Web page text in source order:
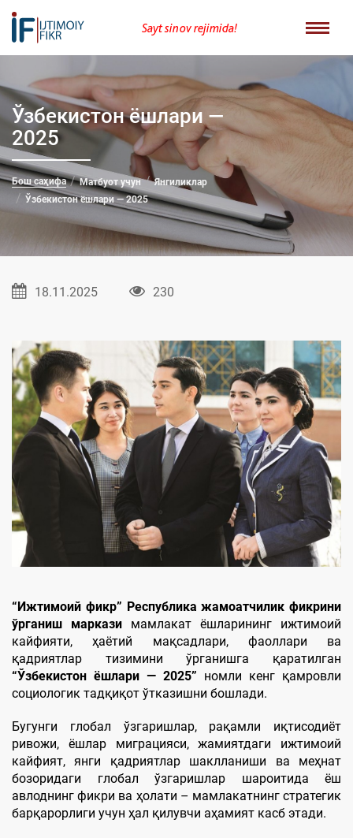
Sayt sinov rejimida!
Ўзбекистон ёшлари —
2025
Бош саҳифа Матбуот учун
Янгиликлар
Ўзбекистон ёшлари — 2025
18.11.2025 230
“Ижтимоий фикр” Республика жамоатчилик фикрини
ўрганиш маркази мамлакат ёшларининг ижтимоий
кайфияти, ҳаётий мақсадлари, фаоллари ва
қадриятлар тизимини ўрганишга қаратилган
“Ўзбекистон ёшлари — 2025” номли кенг қамровли
социологик тадқиқот ўтказишни бошлади.
Бугунги глобал ўзгаришлар, рақамли иқтисодиёт
ривожи, ёшлар миграцияси, жамиятдаги ижтимоий
кайфият, янги қадриятлар шаклланиши ва меҳнат
бозоридаги глобал ўзгаришлар шароитида ёш
авлоднинг фикри ва ҳолати – мамлакатнинг стратегик
барқарорлиги учун ҳал қилувчи аҳамият касб этади.